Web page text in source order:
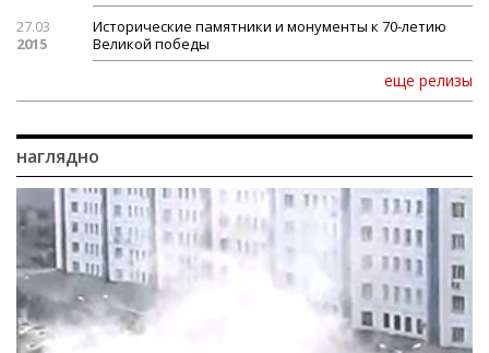
27.03
2015
Исторические памятники и монументы к 70-летию
Великой победы
еще релизы
наглядно